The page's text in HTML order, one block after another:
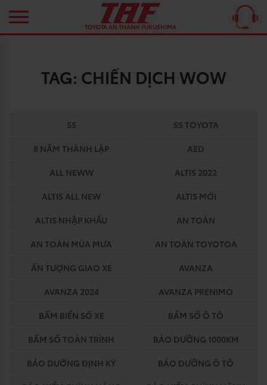
TOYOTA AN THÀNH FUKUSHIMA
TAG: CHIẾN DỊCH WOW
5S
5S TOYOTA
8 NĂM THÀNH LẬP
AED
ALL NEWW
ALTIS 2022
ALTIS ALL NEW
ALTIS MỚI
ALTIS NHẬP KHẨU
AN TOÀN
AN TOÀN MÙA MƯA
AN TOÀN TOYOTOA
ẤN TƯỢNG GIAO XE
AVANZA
AVANZA 2024
AVANZA PRENIMO
BẤM BIỂN SỐ XE
BẤM SỐ Ô TÔ
BẤM SỐ TOÀN TRÌNH
BẢO DƯỠNG 1000KM
BẢO DƯỠNG ĐỊNH KỲ
BẢO DƯỠNG Ô TÔ